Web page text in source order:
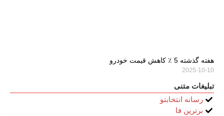
هفته گذشته 5 ٪ کاهش قیمت خودرو
2025-10-10
تبلیغات متنی
رسانه انتخابتو
برترین فا